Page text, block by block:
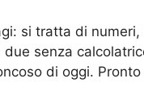
si tratta di
senza
di oggi.